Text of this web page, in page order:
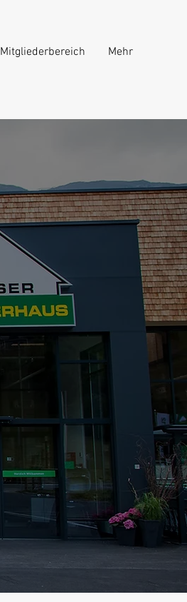
Mitgliederbereich Mehr